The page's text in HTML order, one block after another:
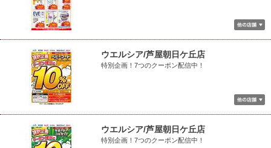
ウエルシア/芦屋朝日ケ丘店
特別企画！7つのクーポン配信中！
ウエルシア/芦屋朝日ケ丘店
特別企画！7つのクーポン配信中！